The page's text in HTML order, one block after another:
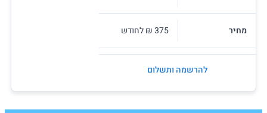
מחיר 375 ₪ לחודש
להרשמה ותשלום